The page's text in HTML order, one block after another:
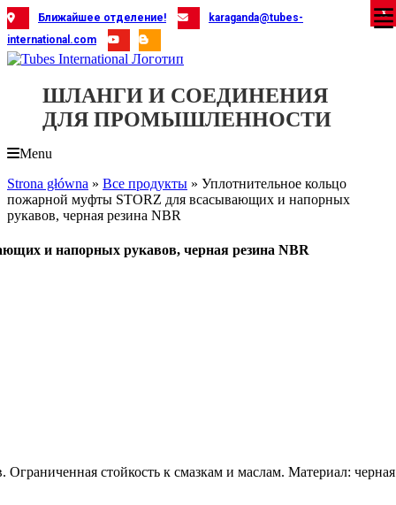
Skip
to
content
Ближайшее отделение!
karaganda@tubes-
international.com
ШЛАНГИ И СОЕДИНЕНИЯ
ДЛЯ ПРОМЫШЛЕННОСТИ
Menu
Strona główna » Все продукты » Уплотнительное кольцо
пожарной муфты STORZ для всасывающих и напорных
рукавов, черная резина NBR
и напорных рукавов, черная резина NBR
стойкость к смазкам и маслам. Материал: черная
X
X
X
X
X
X
X
X
X
X
X
X
X
X
X
X
X
X
X